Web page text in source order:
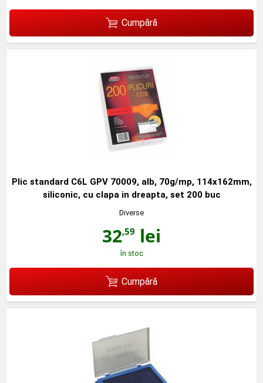
Cumpără
Plic standard C6L GPV 70009, alb, 70g/mp, 114x162mm,
siliconic, cu clapa in dreapta, set 200 buc
Diverse
32,59 lei
în stoc
Cumpără